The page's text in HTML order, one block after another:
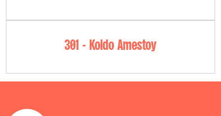
301 - Koldo Amestoy